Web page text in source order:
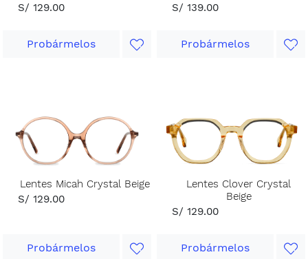
S/ 129.00
Probármelos
S/ 139.00
Probármelos
Lentes Micah Crystal Beige
S/ 129.00
Probármelos
Lentes Clover Crystal
Beige
S/ 129.00
Probármelos